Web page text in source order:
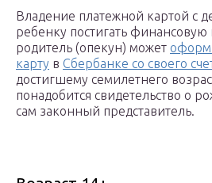
Владение платежной картой с
ребенку постигать
родитель (опекун) может
карту в Сбербанке со своего
достигшему семилетнего
понадобится свидетельство о
сам законный представитель.